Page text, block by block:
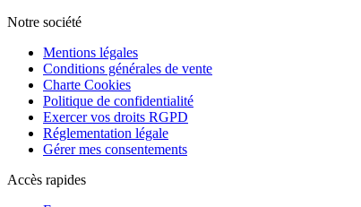
Notre société
Mentions légales
Conditions générales de vente
Charte Cookies
Politique de confidentialité
Exercer vos droits RGPD
Réglementation légale
Gérer mes consentements
Accès rapides